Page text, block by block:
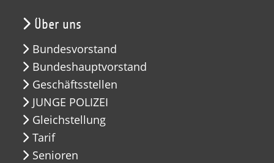
Über uns
Bundesvorstand
Bundeshauptvorstand
Geschäftsstellen
JUNGE POLIZEI
Gleichstellung
Tarif
Senioren